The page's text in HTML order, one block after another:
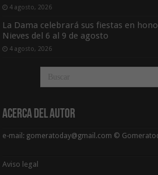
4 agosto, 2026
La Dama celebrará sus fiestas en
Nieves del 6 al 9 de agosto
4 agosto, 2026
Acerca del Autor
e-mail: gomeratoday@gmail.com ©
Aviso legal